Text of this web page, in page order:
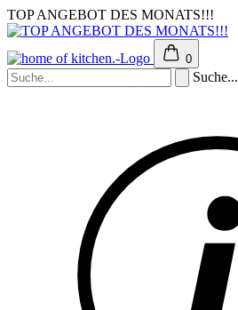
TOP ANGEBOT DES MONATS!!!
0
Suche...